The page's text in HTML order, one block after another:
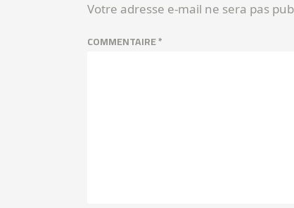
Votre adresse e-mail ne sera pas
COMMENTAIRE*